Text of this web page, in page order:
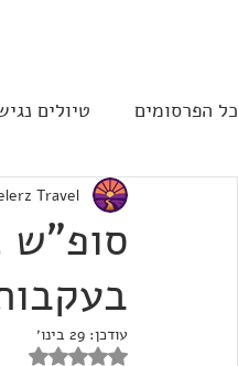
כל הפרסומים טיולים
שייט תענוגות - קרוז
סופ"ש
Travel
עודכן: 29 בינו׳
דירוג של NaN מתוך 5 כוכבים